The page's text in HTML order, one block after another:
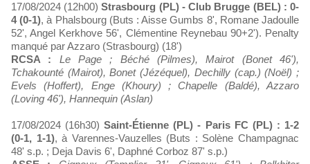
17/08/2024 (12h00)Strasbourg (PL) - Club Brugge (BEL) : 0-
4 (0-1), à Phalsbourg (Buts : Aisse Gumbs 8', Romane Jadoulle
52', Angel Kerkhove 56', Clémentine Reynebau 90+2'). Penalty
manqué par Azzaro (Strasbourg) (18')
RCSA :
Le Page ; Béché (Pilmes), Mairot (Bonet 46'),
Tchakounté (Mairot), Bonet (Jézéquel), Dechilly (cap.) (Noël) ;
Evels (Hoffert), Enge (Khoury) ; Chapelle (Baldé), Azzaro
(Loving 46'), Hannequin (Aslan)
17/08/2024 (16h30)Saint-Étienne (PL) - Paris FC (PL) : 1-2
(0-1, 1-1), à Varennes-Vauzelles (Buts : Solène Champagnac
48' s.p. ; Deja Davis 6', Daphné Corboz 87' s.p.)